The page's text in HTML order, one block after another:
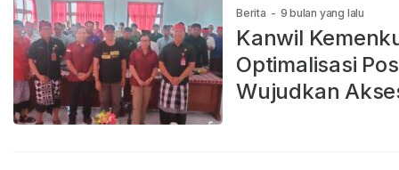
Berita - 9 bulan yang lalu
Kanwil
Optimalisasi
Wujudkan